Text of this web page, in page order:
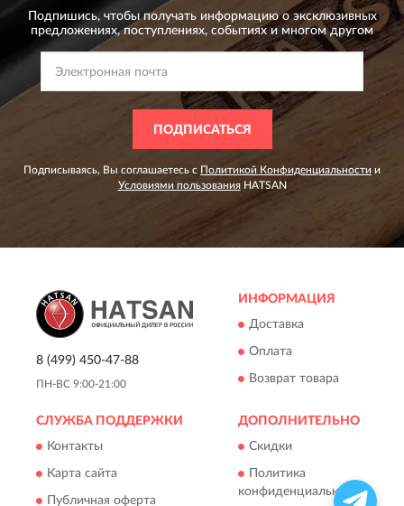
Подпишись, чтобы получать информацию о эксклюзивных
предложениях,поступлениях, событиях и многом другом
ПОДПИСАТЬСЯ
Подписываясь, Вы соглашаетесь с Политикой Конфиденциальности и
Условиями пользованияHATSAN
8 (499) 450-47-88
ПН-ВС 9:00-21:00
ИНФОРМАЦИЯ
Доставка
Оплата
Возврат товара
СЛУЖБА ПОДДЕРЖКИ
Контакты
Карта сайта
Публичная оферта
ДОПОЛНИТЕЛЬНО
Скидки
Политика
конфиденциальности